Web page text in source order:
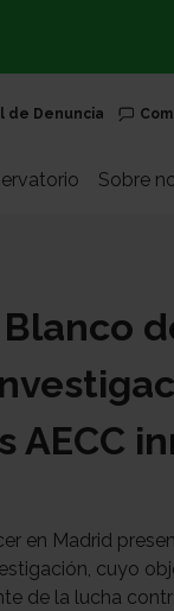
de Denuncia
Sobre
Blanco
AECC
en Madrid
cuyo
de la lucha